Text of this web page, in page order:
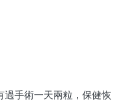
過手術一天兩粒，保健恢